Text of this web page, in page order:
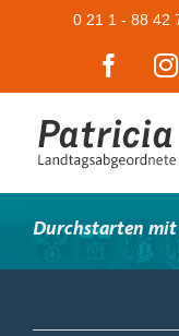
0 21 1 - 88 42
Durchstarten mit